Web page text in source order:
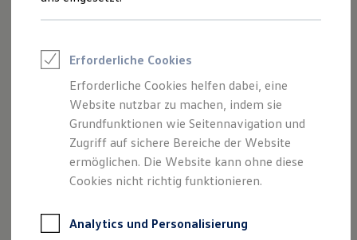
ONE Business ID Vorteile
Fahrzeugsuche & Marktplatz
Digitaler Marktplatz
Kauf & Finanzierung
Online-Fahrzeugbewertung
Aktionen & Angebote
E-Auto-Förderung
Für Privatkunden
Für Gewerbekunden
Profi Paket
TopDeal
Zertifizierte Gebrauchtwagen
Impressum
Datenschutzerklärung
Impressum
Autohaus Reckziegel GmbH
Altes Heidland 1
Erforderliche Cookies
Erforderliche Cookies helfen dabei, eine
Website nutzbar zu machen, indem sie
Grundfunktionen wie Seitennavigation und
Zugriff auf sichere Bereiche der Website
ermöglichen. Die Website kann ohne diese
Cookies nicht richtig funktionieren.
Analytics und Personalisierung